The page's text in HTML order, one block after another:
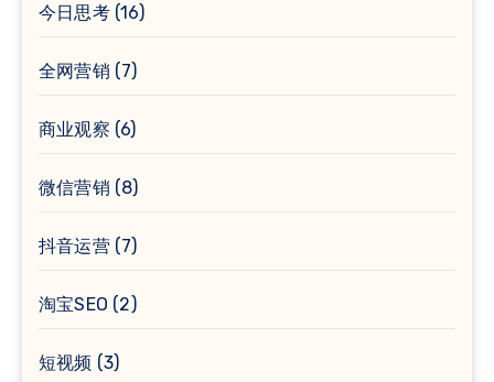
今日思考(16)
全网营销 (7)
商业观察 (6)
微信营销 (8)
抖音运营(7)
淘宝SEO (2)
短视频 (3)